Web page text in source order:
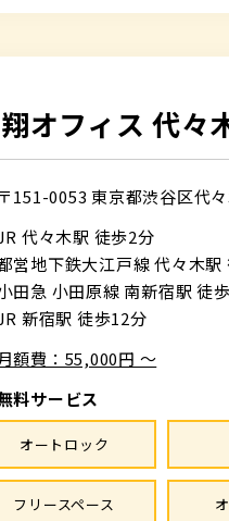
オフィス 代々
151-0053 東京都渋谷区代
代々木駅 徒歩2分
営地下鉄大江戸線 代々木駅
田急 小田原線 南新宿駅 徒
新宿駅 徒歩12分
額費：55,000円 ～
料サービス
オートロック
フリースペース